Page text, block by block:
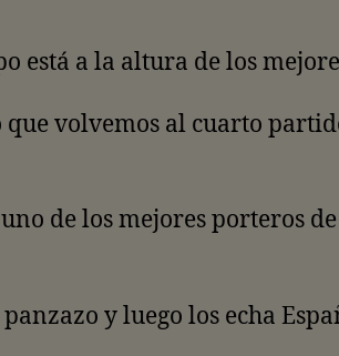
está a la altura de los
volvemos al cuarto
de los mejores porteros de
y luego los echa